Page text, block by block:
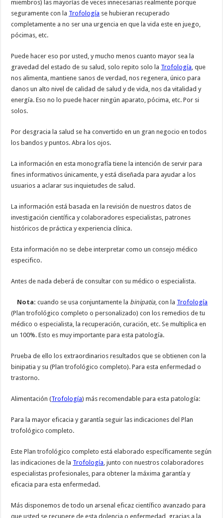
miembros) las mayorías de veces innecesarias realmente porque
seguramente con la Trofología se hubieran recuperado
completamente a no ser una urgencia en que la vida este en juego,
pócimas, etc.
Puede hacer eso por usted, y mucho menos cuanto mayor sea la
gravedad del estado de su salud, solo repito solo la Trofología, que
nos alimenta, mantiene sanos de verdad, nos regenera, único para
danos un alto nivel de calidad de salud y de vida, nos da vitalidad y
energía. Eso no lo puede hacer ningún aparato, pócima, etc. Por si
solos.
Por desgracia la salud se ha convertido en un gran negocio en todos
los bandos y puntos. Abra los ojos.
La información en esta monografía tiene la intención de servir para
fines informativos únicamente, y está diseñada para ayudar a los
usuarios a aclarar sus inquietudes de salud.
La información está basada en la revisión de nuestros datos de
investigación científica y colaboradores especialistas, patrones
históricos de práctica y experiencia clínica.
Esta información no se debe interpretar como un consejo médico
especifico.
Antes de nada deberá de consultar con su médico o especialista.
Nota:cuando se usa conjuntamente la binipatia, con la Trofología
(Plan trofológico completo o personalizado) con los remedios de tu
médico o especialista, la recuperación, curación, etc. Se multiplica en
un 100%. Esto es muy importante para esta patología.
Prueba de ello los extraordinarios resultados que se obtienen con la
binipatia y su (Plan trofológico completo). Para esta enfermedad o
trastorno.
Alimentación (Trofología) más recomendable para esta patología:
Para la mayor eficacia y garantía seguir las indicaciones del Plan
trofológico completo.
Este Plan trofológico completo está elaborado específicamente según
las indicaciones de la Trofología, junto con nuestros colaboradores
especialistas profesionales, para obtener la máxima garantía y
eficacia para esta enfermedad.
Más disponemos de todo un arsenal eficaz científico avanzado para
que usted se recupere de esta dolencia o enfermedad, gracias a la